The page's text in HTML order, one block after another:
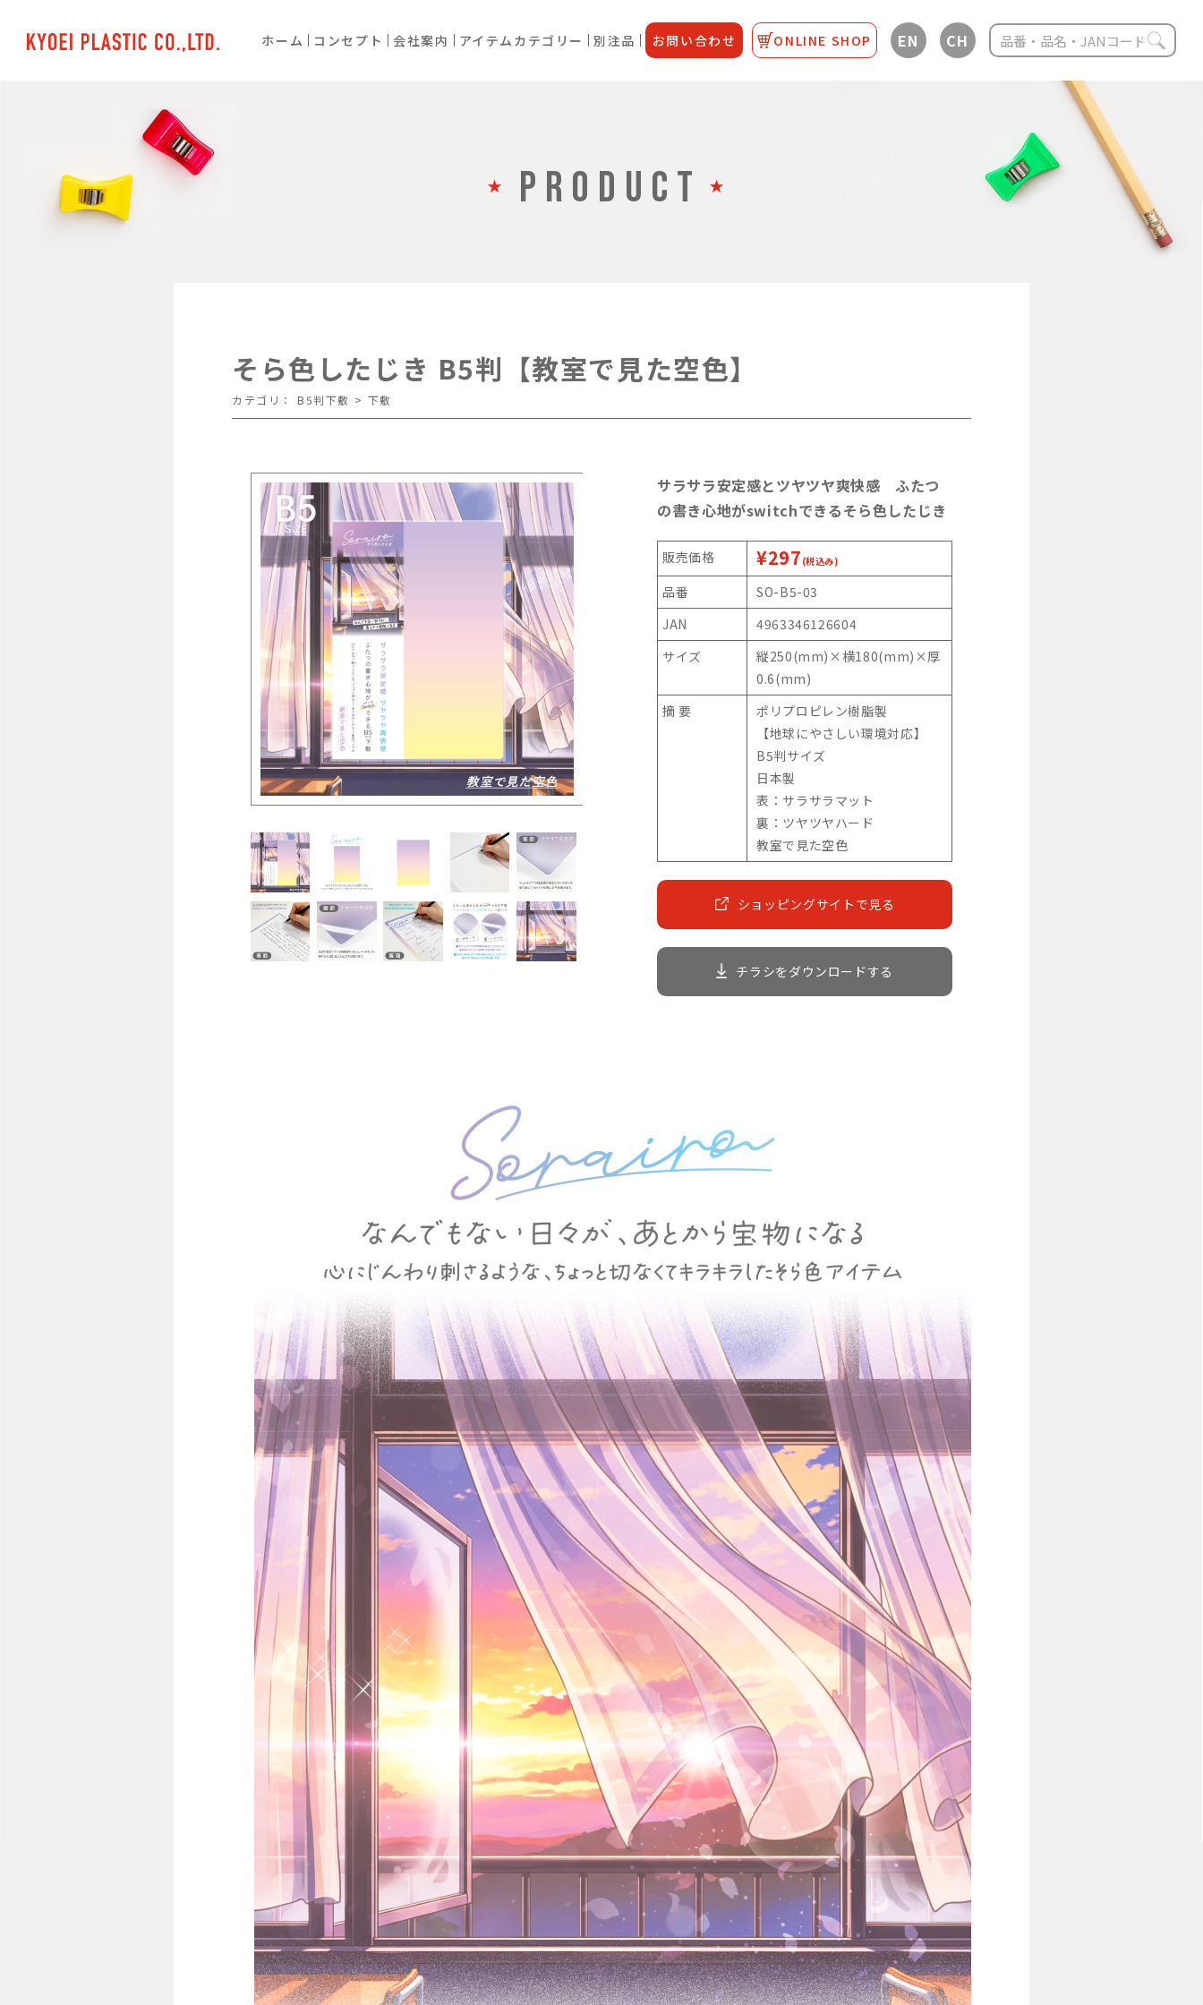
ホーム コンセプト 会社案内 アイテムカテゴリー 別注品 お問い合わせ ONLINE SHOP EN CH
PRODUCT
そら色したじき B5判【教室で見た空色】
カテゴリ： B5判下敷 > 下敷
サラサラ安定感とツヤツヤ爽快感 ふたつ
の書き心地がswitchできるそら色したじき
販売価格 ¥297 (税込み)
品番
SO-B5-03
JAN
4963346126604
サイズ
縦250(mm)×横180(mm)×厚
0.6(mm)
摘 要
ポリプロピレン樹脂製
【地球にやさしい環境対応】
B5判サイズ
日本製
表：サラサラマット
裏：ツヤツヤハード
教室で見た空色
ショッピングサイトで見る
チラシをダウンロードする